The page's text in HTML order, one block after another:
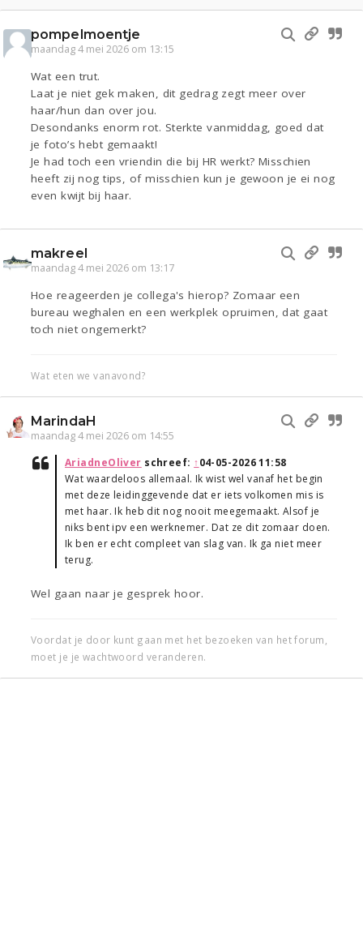
pompelmoentje
maandag 4 mei 2026 om 13:15
Wat een trut.
Laat je niet gek maken, dit gedrag zegt meer over
haar/hun dan over jou.
Desondanks enorm rot. Sterkte vanmiddag, goed dat
je foto’s hebt gemaakt!
Je had toch een vriendin die bij HR werkt? Misschien
heeft zij nog tips, of misschien kun je gewoon je ei nog
even kwijt bij haar.
makreel
maandag 4 mei 2026 om 13:17
Hoe reageerden je collega's hierop? Zomaar een
bureau weghalen en een werkplek opruimen, dat gaat
toch niet ongemerkt?
Wat eten we vanavond?
MarindaH
maandag 4 mei 2026 om 14:55
AriadneOliver schreef: ↑04-05-2026 11:58
Wat waardeloos allemaal. Ik wist wel vanaf het begin
met deze leidinggevende dat er iets volkomen mis is
met haar. Ik heb dit nog nooit meegemaakt. Alsof je
niks bent ipv een werknemer. Dat ze dit zomaar doen.
Ik ben er echt compleet van slag van. Ik ga niet meer
terug.
Wel gaan naar je gesprek hoor.
Voordat je door kunt gaan met het bezoeken van het forum,
moet je je wachtwoord veranderen.